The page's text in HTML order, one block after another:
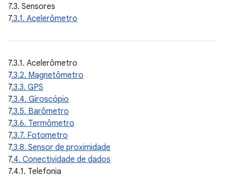
7.3. Sensores
7.3.1. Acelerômetro
7.3.1. Acelerômetro
7.3.2. Magnetômetro
7.3.3. GPS
7.3.4. Giroscópio
7.3.5. Barômetro
7.3.6. Termômetro
7.3.7. Fotometro
7.3.8. Sensor de proximidade
7.4. Conectividade de dados
7.4.1. Telefonia